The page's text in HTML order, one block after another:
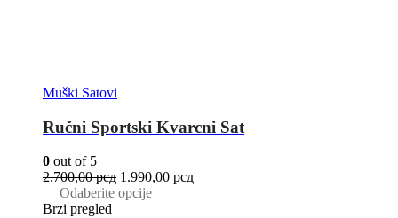
Muški Satovi
Ručni Sportski Kvarcni Sat
0 out of 5
2.700,00рсд 1.990,00 рсд
Odaberite opcije
Brzi pregled